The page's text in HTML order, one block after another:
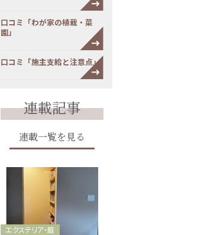
口コミ「わが家の植栽・菜
園」
口コミ「施主支給と注意点」
連載記事
連載一覧を見る
エクステリア・庭